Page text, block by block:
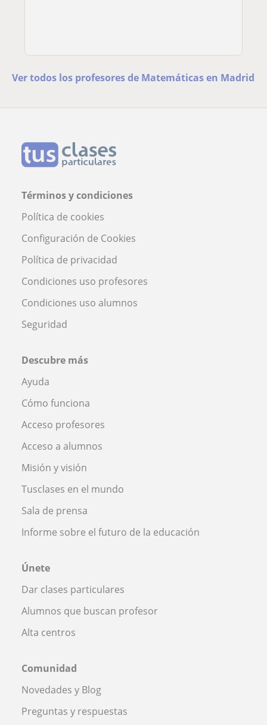
Ver todos los profesores de Matemáticas en Madrid
Términos y condiciones
Política de cookies
Configuración de Cookies
Política de privacidad
Condiciones uso profesores
Condiciones uso alumnos
Seguridad
Descubre más
Ayuda
Cómo funciona
Acceso profesores
Acceso a alumnos
Misión y visión
Tusclases en el mundo
Sala de prensa
Informe sobre el futuro de la educación
Únete
Dar clases particulares
Alumnos que buscan profesor
Alta centros
Comunidad
Novedades y Blog
Preguntas y respuestas